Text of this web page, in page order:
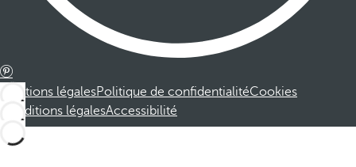
Mentions légalesPolitique de confidentialitéCookies
Conditions légalesAccessibilité